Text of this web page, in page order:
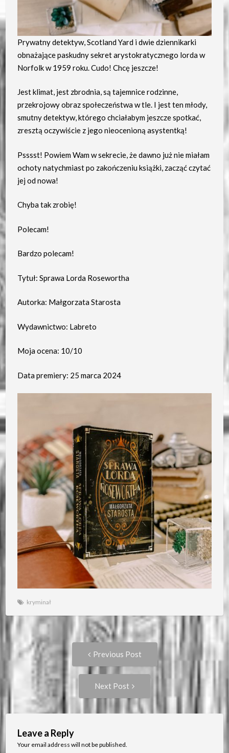
Prywatny detektyw, Scotland Yard i dwie dziennikarki
obnażające paskudny sekret arystokratycznego lorda w
Norfolk w 1959 roku. Cudo! Chcę jeszcze!
Jest klimat, jest zbrodnia, są tajemnice rodzinne,
przekrojowy obraz społeczeństwa w tle. I jest ten młody,
smutny detektyw, którego chciałabym jeszcze spotkać,
zresztą oczywiście z jego nieocenioną asystentką!
Psssst! Powiem Wam w sekrecie, że dawno już nie miałam
ochoty natychmiast po zakończeniu książki, zacząć czytać
jej od nowa!
Chyba tak zrobię!
Polecam!
Bardzo polecam!
Tytuł: Sprawa Lorda Rosewortha
Autorka: Małgorzata Starosta
Wydawnictwo: Labreto
Moja ocena: 10/10
Data premiery: 25 marca 2024
kryminał
Post
navigation
Previous Post
Previous
post:
Next Post
Next
Post:
Leave a Reply
Your email address will not be published.